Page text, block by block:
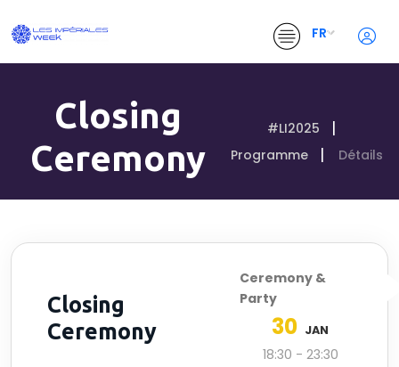
FR
Closing
Ceremony
#LI2025
Programme
Détails
Closing
Ceremony
Ceremony &
Party
30 JAN
18:30 - 23:30